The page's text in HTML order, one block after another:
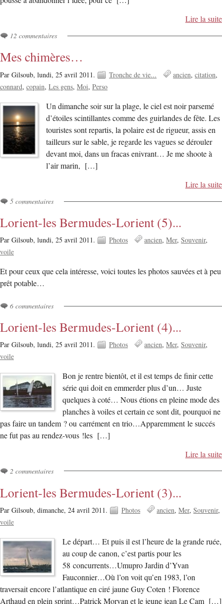
Lire la suite
12 commentaires
Mes chimères…
Par Gilsoub, lundi, 25 avril 2011. Tronche de vie... ancien citation
connard copain Les gens Moi Perso
Un dimanche soir sur la plage, le ciel est noir parsemé
d’étoiles scintillantes comme des guirlandes de fête. Les
touristes sont repartis, la polaire est de rigueur, assis en
tailleurs sur le sable, je regarde les vagues se dérouler
devant moi, dans un fracas enivrant… Je me shoote à
l’air marin, […]
Lire la suite
5 commentaires
Lorient-les Bermudes-Lorient (5)...
Par Gilsoub, lundi, 25 avril 2011. Photos ancien Mer Souvenir
voile
Et pour ceux que cela intéresse, voici toutes les photos sauvées et à peu
prêt potable…
6 commentaires
Lorient-les Bermudes-Lorient (4)...
Par Gilsoub, lundi, 25 avril 2011. Photos ancien Mer Souvenir
voile
Bon je rentre bientôt, et il est temps de finir cette
série qui doit en emmerder plus d’un… Juste
quelques à coté… Nous étions en pleine mode des
planches à voiles et certain ce sont dit, pourquoi ne
pas faire un tandem ? ou carrément en trio…Apparemment le succés
ne fut pas au rendez-vous !les […]
Lire la suite
2 commentaires
Lorient-les Bermudes-Lorient (3)...
Par Gilsoub, dimanche, 24 avril 2011. Photos ancien Mer Souvenir
voile
Le départ… Et puis il est l’heure de la grande ruée,
au coup de canon, c’est partis pour les
58 concurrents…Umupro Jardin d’Yvan
Fauconnier…Où l’on voit qu’en 1983, l’on
traversait encore l’atlantique en ciré jaune Guy Coten ! Florence
Arthaud en plein sprint…Patrick Morvan et le jeune jean Le Cam […]